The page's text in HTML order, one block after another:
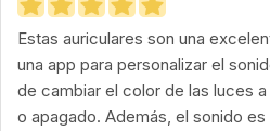
Estas auriculares son una
una app para personalizar el
de cambiar el color de las luces
o apagado. Además, el sonido